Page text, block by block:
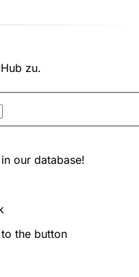
zu.
our database!
the button